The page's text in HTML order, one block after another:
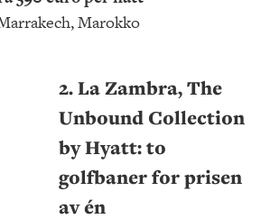
Marokko
2. La Zambra, The
Unbound Collection
by Hyatt: to
golfbaner for prisen
av én